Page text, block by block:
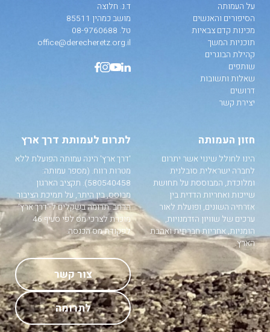
על העמותה
הסיפורים והאנשים
מכינות קדם צבאיות
תוכניות המשך
קהילת הבוגרים
שותפים
שאלות ותשובות
דרושים
יצירת קשר
ד.נ. חלוצה
מושב כמהין 85511
טל. 08-9760688
office@derecheretz.org.il
חזון העמותה
הינו לחולל שינוי אשר יתרום
לחברה ישראלית סובלנית
ומלוכדת, המבוססת על תחושת
שייכות ואחריות הדדית בין
אזרחיה השונים, ופועלת לאור
ערכים של שוויון הזדמנויות,
הומניות, אחריות חברתית ואהבת
הארץ.
לתרום לעמותת דרך ארץ
'דרך ארץ' הינה עמותה הפועלת ללא
מטרות רווח. (מספר עמותה:
580540458). תקציב הארגון
מבוסס, בין היתר, על תמיכת הציבור
הרחב .תרומה בשקלים ל-'דרך ארץ'
מוכרת לצרכי מס לפי סעיף 46
לפקודת מס הכנסה.
צור קשר
לתרומה